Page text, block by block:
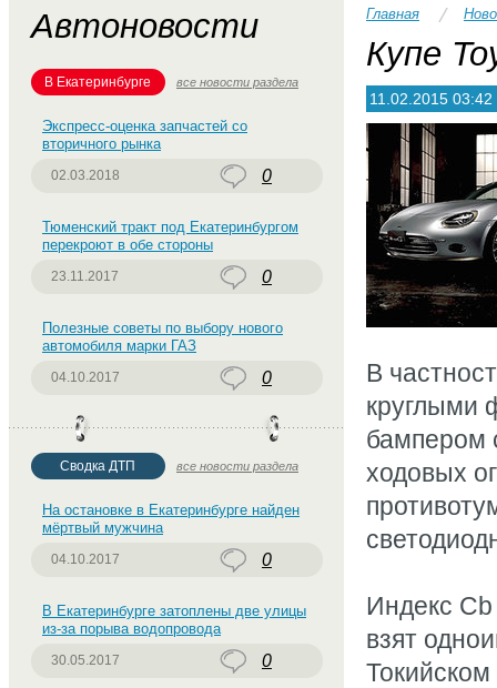
Главная
Купе
11.02.2015 03:42
В
круглыми
бампером
ходовых
Индекс
взят
Автоновости
В Екатеринбурге все новости раздела
Экспресс-оценка запчастей со
вторичного рынка
02.03.2018 0
Тюменский тракт под Екатеринбургом
перекроют в обе стороны
23.11.2017 0
Полезные советы по выбору нового
автомобиля марки ГАЗ
04.10.2017 0
Сводка ДТП все новости раздела
На остановке в Екатеринбурге найден
мёртвый мужчина
04.10.2017 0
В Екатеринбурге затоплены две улицы
из-за порыва водопровода
30.05.2017 0